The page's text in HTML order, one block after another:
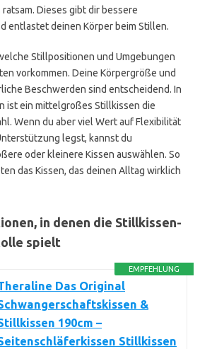
Dieses gibt dir bessere
entlastet deinen Körper beim Stillen.
Stillpositionen und Umgebungen
vorkommen. Deine Körpergröße und
Beschwerden sind entscheidend. In
ist ein mittelgroßes Stillkissen die
Wenn du aber viel Wert auf Flexibilität
legst, kannst du
oder kleinere Kissen auswählen. So
das Kissen, das deinen Alltag wirklich
in denen die Stillkissen-
spielt
EMPFEHLUNG
Das Original
&
190cm –
Stillkissen